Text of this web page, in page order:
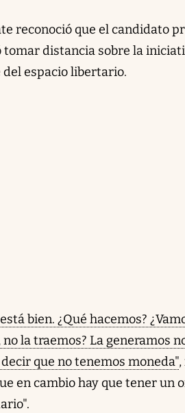
reconoció que el candidato
distancia sobre la
espacio libertario.
bien. ¿Qué hacemos?
la traemos? La generamos
que no tenemos moneda"
en cambio hay que tener un